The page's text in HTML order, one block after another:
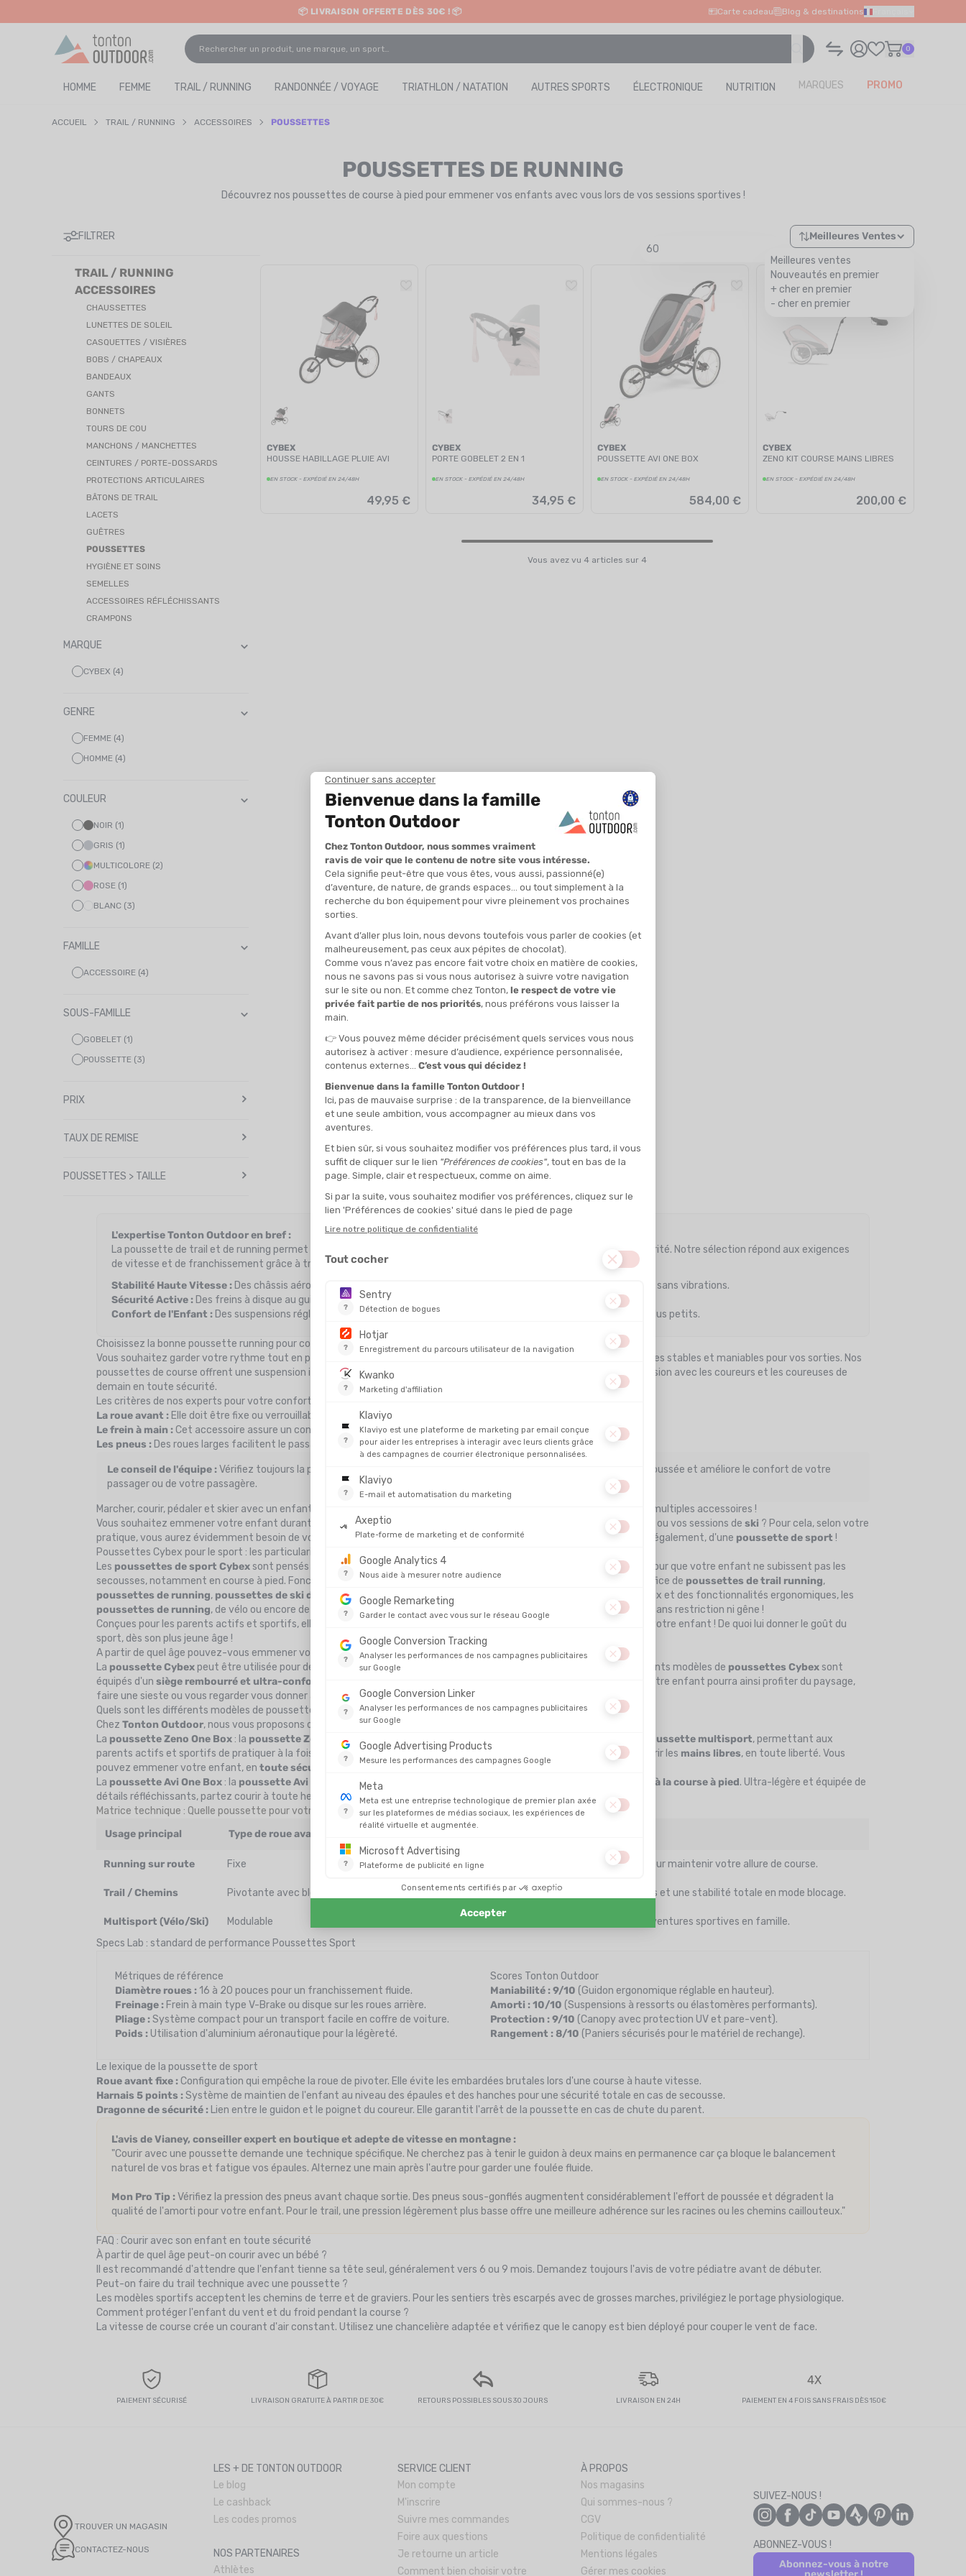
content
📦 LIVRAISON OFFERTE DÈS 30€ ! 📦
✨ RETRAIT EN MAGASIN GRATUIT
Carte cadeau Blog & destinations
0
HOMME FEMME TRAIL / RUNNING RANDONNÉE / VOYAGE TRIATHLON / NATATION AUTRES SPORTS ÉLECTRONIQUE NUTRITION MARQUES PROMO
ACCUEIL TRAIL / RUNNING ACCESSOIRES POUSSETTES
POUSSETTES DE RUNNING
Découvrez nos poussettes de course à pied pour emmener vos enfants avec vous lors de vos sessions sportives !
FILTRER
60
Meilleures Ventes
Meilleures ventes
Nouveautés en premier
+ cher en premier
- cher en premier
TRAIL / RUNNING
ACCESSOIRES
CHAUSSETTES
LUNETTES DE SOLEIL
CASQUETTES / VISIÈRES
BOBS / CHAPEAUX
BANDEAUX
GANTS
BONNETS
TOURS DE COU
MANCHONS / MANCHETTES
CEINTURES / PORTE-DOSSARDS
PROTECTIONS ARTICULAIRES
BÂTONS DE TRAIL
LACETS
GUÊTRES
POUSSETTES
HYGIÈNE ET SOINS
SEMELLES
ACCESSOIRES RÉFLÉCHISSANTS
CRAMPONS
MARQUE
CYBEX (4)
GENRE
FEMME (4)
HOMME (4)
COULEUR
NOIR (1)
GRIS (1)
MULTICOLORE (2)
ROSE (1)
BLANC (3)
FAMILLE
ACCESSOIRE (4)
SOUS-FAMILLE
GOBELET (1)
POUSSETTE (3)
PRIX
TAUX DE REMISE
POUSSETTES > TAILLE
CYBEX
HOUSSE HABILLAGE PLUIE AVI
EN STOCK - EXPÉDIÉ EN 24/48H
49,95 €
CYBEX
PORTE GOBELET 2 EN 1
EN STOCK - EXPÉDIÉ EN 24/48H
34,95 €
CYBEX
POUSSETTE AVI ONE BOX
EN STOCK - EXPÉDIÉ EN 24/48H
584,00 €
CYBEX
ZENO KIT COURSE MAINS LIBRES
EN STOCK - EXPÉDIÉ EN 24/48H
200,00 €
Vous avez vu 4 articles sur 4
L'expertise Tonton Outdoor en bref :
La poussette de trail et de running permet de partager votre passion pour l'outdoor avec votre enfant en toute sécurité. Notre sélection répond aux exigences
de vitesse et de franchissement grâce à trois piliers techniques :
Stabilité Haute Vitesse : Des châssis aérodynamiques et des roues de grand diamètre pour absorber les irrégularités sans vibrations.
Sécurité Active : Des freins à disque au guidon pour un contrôle précis de l'allure, même dans les pentes abruptes.
Confort de l'Enfant : Des suspensions réglables et des sièges matelassés pour protéger les cervicales et le dos des plus petits.
Choisissez la bonne poussette running pour courir avec bébé
Vous souhaitez garder votre rythme tout en partageant un moment avec votre enfant ? Nous sélectionnons des modèles stables et maniables pour vos sorties. Nos
poussettes de course offrent une suspension idéale pour absorber les chocs sur route ou sur chemin. Partagez votre passion avec les coureurs et les coureuses de
demain en toute sécurité.
Les critères de nos experts pour votre confort
La roue avant : Elle doit être fixe ou verrouillable pour garantir une trajectoire droite à haute vitesse.
Le frein à main : Cet accessoire assure un contrôle total de l'allure lors des descentes.
Les pneus : Des roues larges facilitent le passage sur les racines ou les graviers.
Le conseil de l'équipe :Vérifiez toujours la pression de vos pneus avant le départ. Une bonne gonfle réduit l'effort de poussée et améliore le confort de votre
passager ou de votre passagère.
Marcher, courir, pédaler et skier avec un enfant en bas-âge ? C'est possible, avec les poussettes de sport Cybex et leurs multiples accessoires !
Vous souhaitez emmener votre enfant durant votre séance de sport , vos balades à ou vos sessions deski ? Pour cela, selon votre
pratique, vous aurez évidemment besoin de vos
chaussures de runningfétiches, ou d'unetenue de ski adaptée, mais également, d'une poussette de sport !
Poussettes Cybex pour le sport : les particularités
Les poussettes de sport Cybexsont pensés pour le sport à impact. Elles sont donc équipées de suspension efficaces, pour que votre enfant ne subissent pas les
secousses, notamment en course à pied. Fonctionnelles et relativement légères, lespoussettes Cybex font à la fois office de poussettes de trail running,
poussettes de running, poussettes de ski de fondoupoussettes de vélo
. Grâce à des systèmes de fixation ingénieux et des fonctionnalités ergonomiques, les
poussettes de running, de vélo ou encore de ski vous permettent de vous adonner à votre activité outdoor préférées sans restriction ni gêne !
Conçues pour les parents actifs et sportifs, elles permettent de vivre de grands moments de partage, en plein air, avec votre enfant ! De quoi lui donner le goût du
sport, dès son plus jeune âge !
A partir de quel âge pouvez-vous emmener votre enfant dans une poussette Cybex ?
La poussette Cybex peut être utilisée pour des enfants dès l'âge , et jusqu'à environ l'âge de 4 ans. Les différents modèles de poussettes Cybexsont
équipés d'unsiège rembourré et ultra-confortable
, apportant un bon maintien à votre enfant peu importe son âge. Votre enfant pourra ainsi profiter du paysage,
faire une sieste ou vous regarder vous donner à fond, tout en restant en sécurité dans la
Quels sont les différents modèles de poussettes de sport ?
ChezTonton Outdoor, nous vous proposons deux modèles depoussettes Cybex
La poussette Zeno One Box : la poussette Zeno One Box , de chez Cybex est un modèle poussette multisport, permettant aux
parents actifs et sportifs de pratiquer à la fois
la course à pied, le trail, le vélo et le ski . Ce modèle vous permet de courir les mains libres, en toute liberté. Vous
pouvez emmener votre enfant, en toute sécurité , avec vous, même durant vos
séances plus dynamiques.
La poussette Avi One Box : la poussette Avi One Box , de chez poussette de running, dédié à la course à pied. Ultra-légère et équipée de
détails réfléchissants, partez courir à toute heure de la journée et de la nuit, en toute sécurité.
Matrice technique : Quelle poussette pour votre pratique avec bébé ?
Usage principal
Type de roue avant
Running sur route Fixe Asphalte / Voies vertes Une trajectoire rectiligne parfaite pour maintenir votre allure de course.
Trail / Chemins Pivotante avec blocage Sentiers / Forêt Une agilité maximale dans les virages et une stabilité totale en mode blocage.
Multisport (Vélo/Ski) Modulable
Un châssis unique pour toutes vos aventures sportives en famille.
Specs Lab : standard de performance Poussettes Sport
Métriques de référence
Diamètre roues : 16 à 20 pouces pour un franchissement fluide.
Freinage : Frein à main type V-Brake ou disque sur les roues arrière.
Pliage :Système compact pour un transport facile en coffre de voiture.
Poids : Utilisation d'aluminium aéronautique pour la légèreté.
Scores Tonton Outdoor
Maniabilité : 9/10 (Guidon ergonomique réglable en hauteur).
Amorti : 10/10 (Suspensions à ressorts ou élastomères performants).
Protection : 9/10 (Canopy avec protection UV et pare-vent).
Rangement : 8/10 (Paniers sécurisés pour le matériel de rechange).
Le lexique de la poussette de sport
Roue avant fixe : Configuration qui empêche la roue de pivoter. Elle évite les embardées brutales lors d'une course à haute vitesse.
Harnais 5 points :Système de maintien de l'enfant au niveau des épaules et des hanches pour une sécurité totale en cas de secousse.
Dragonne de sécurité : Lien entre le guidon et le poignet du coureur. Elle garantit l'arrêt de la poussette en cas de chute du parent.
L'avis de Vianey, conseiller expert en boutique et adepte de vitesse en montagne :
"Courir avec une poussette demande une technique spécifique. Ne cherchez pas à tenir le guidon à deux mains en permanence car ça bloque le balancement
naturel de vos bras et fatigue vos épaules. Alternez une main après l'autre pour garder une foulée fluide.
Mon Pro Tip :Vérifiez la pression des pneus avant chaque sortie. Des pneus sous-gonflés augmentent considérablement l'effort de poussée et dégradent la
qualité de l'amorti pour votre enfant. Pour le trail, une pression légèrement plus basse offre une meilleure adhérence sur les racines ou les chemins caillouteux."
FAQ : Courir avec son enfant en toute sécurité
À partir de quel âge peut-on courir avec un bébé ?
Il est recommandé d'attendre que l'enfant tienne sa tête seul, généralement vers 6 ou 9 mois. Demandez toujours l'avis de votre pédiatre avant de débuter.
Peut-on faire du trail technique avec une poussette ?
Les modèles sportifs acceptent les chemins de terre et de graviers. Pour les sentiers très escarpés avec de grosses marches, privilégiez le portage physiologique.
Comment protéger l'enfant du vent et du froid pendant la course ?
La vitesse de course crée un courant d'air constant. Utilisez une chancelière adaptée et vérifiez que le canopy est bien déployé pour couper le vent de face.
PAIEMENT SÉCURISÉ LIVRAISON GRATUITE À PARTIR DE 30€ RETOURS POSSIBLES SOUS 30 JOURS LIVRAISON EN 24H
4X
PAIEMENT EN 4 FOIS SANS FRAIS DÈS 150€
TROUVER UN MAGASIN
CONTACTEZ-NOUS
LES + DE TONTON OUTDOOR
Le blog
Le cashback
Les codes promos
SERVICE CLIENT
Mon compte
M'inscrire
Suivre mes commandes
Foire aux questions
Je retourne un article
Comment bien choisir votre
À PROPOS
Nos magasins
Qui sommes-nous ?
CGV
Politique de confidentialité
Mentions légales
Gérer mes cookies
NOS PARTENAIRES
Athlètes
SUIVEZ-NOUS !
ABONNEZ-VOUS !
Abonnez-vous à notre